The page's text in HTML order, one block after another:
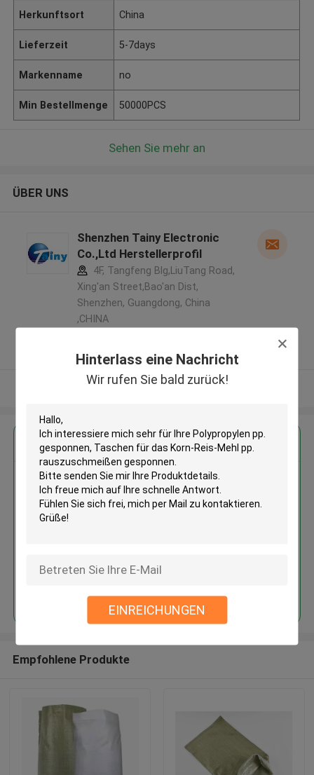
Hinterlass eine Nachricht
Wir rufen Sie bald zurück!
EINREICHUNGEN
Herkunftsort China
Lieferzeit 5-7days
Markenname no
Min Bestellmenge 50000PCS
Sehen Sie mehr an
ÜBER UNS
Shenzhen Tainy Electronic
Co.,Ltd Herstellerprofil
4F, Tangfeng Blg,LiuTang Road,
Xing'an Street,Bao'an Dist,
Shenzhen, Guangdong, China
,CHINA
Überprüfter Lieferant
Sehen Sie mehr an
Erhalten Sie den besten Preis für
Polypropylen pp. gesponnen,
Taschen für das Korn-Reis-Mehl
Empfohlene Produkte